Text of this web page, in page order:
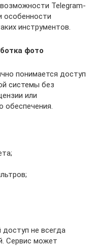
Telegram-
особенности
инструментов.
фото
понимается доступ
системы без
или
обеспечения.
не всегда
Сервис может